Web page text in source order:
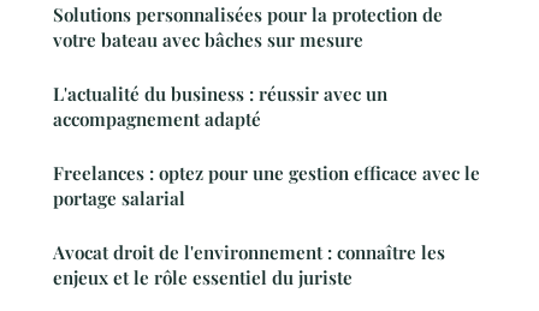
Solutions personnalisées pour la protection de
votre bateau avec bâches sur mesure
L'actualité du business : réussir avec un
accompagnement adapté
Freelances : optez pour une gestion efficace avec le
portage salarial
Avocat droit de l'environnement : connaître les
enjeux et le rôle essentiel du juriste